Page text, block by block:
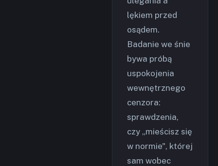
lękiem przed
osądem.
Badanie we śnie
bywa próbą
uspokojenia
wewnętrznego
cenzora:
sprawdzenia,
czy „mieścisz się
w normie", której
sam wobec